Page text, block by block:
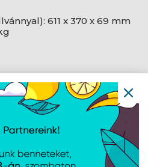
611 x 370 x 69 mm